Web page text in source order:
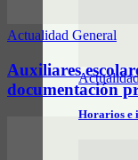
Horarios e
Actualidad General
Auxiliares
documentación